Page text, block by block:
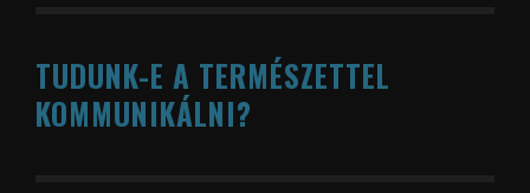
TUDUNK-E A TERMÉSZETTEL
KOMMUNIKÁLNI?